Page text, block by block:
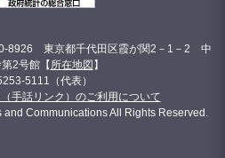
8926 東京都千代田区霞が関2－1－2 中
2号館【 所在地図 】
5111（代表）
手話リンク）のご利用について
Communications All Rights Reserved.